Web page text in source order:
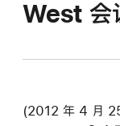
West 会
(2012 年 4 月